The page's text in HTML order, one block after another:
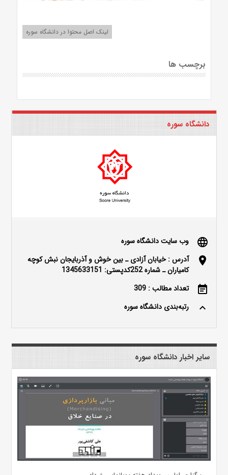
لینک اصل محتوا در دانشگاه سوره
برچسب ها
دانشگاه سوره
language وب سایت دانشگاه سوره
location_on
آدرس : خيابان آزادی ـ بين خوش و آذربايجان نبش كوچه
كامياران ـ شماره 252کدپستی: 1345633151
event_note تعداد مطالب : 309
keyboard_arrow_up رتبه‌بندی دانشگاه سوره
سایر اخبار دانشگاه سوره